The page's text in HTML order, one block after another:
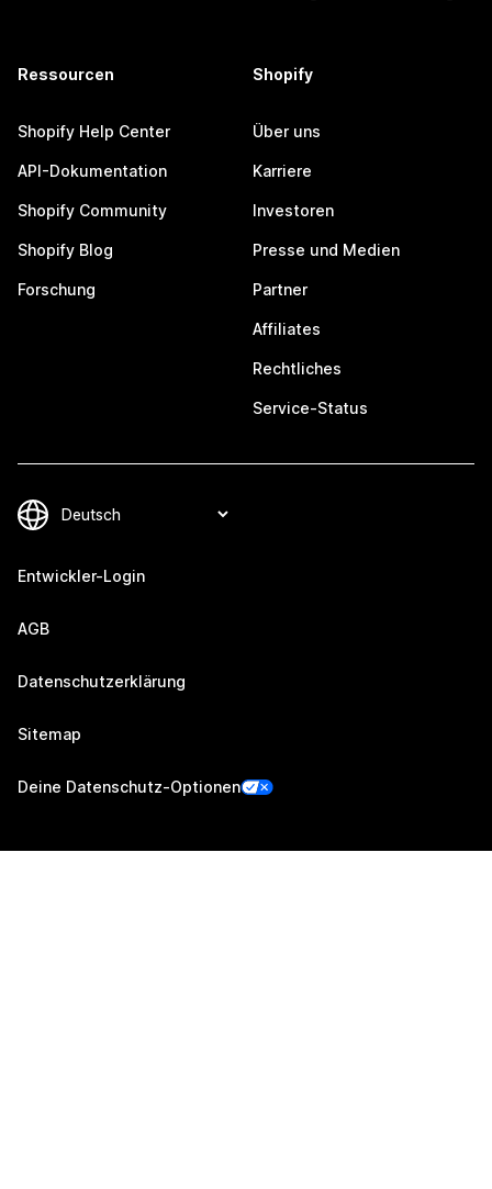
Ressourcen
Shopify Help Center
API-Dokumentation
Shopify Community
Shopify Blog
Forschung
Shopify
Über uns
Karriere
Investoren
Presse und Medien
Partner
Affiliates
Rechtliches
Service-Status
Entwickler-Login
AGB
Datenschutzerklärung
Sitemap
Deine Datenschutz-Optionen